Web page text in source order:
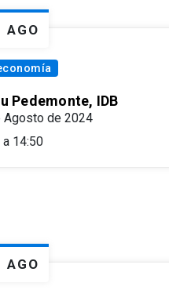
AGO
Pedemonte, IDB
Agosto de 2024
a 14:50
AGO